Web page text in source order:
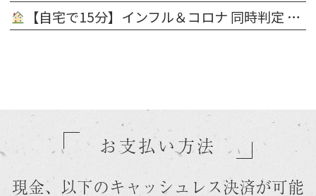
【自宅で15分】インフル＆コロナ 同時判定 医療用抗原キット 販売開始 ＠天白橋内科内視鏡クリニック
お支払い方法
現金、以下のキャッシュレス決済が可能